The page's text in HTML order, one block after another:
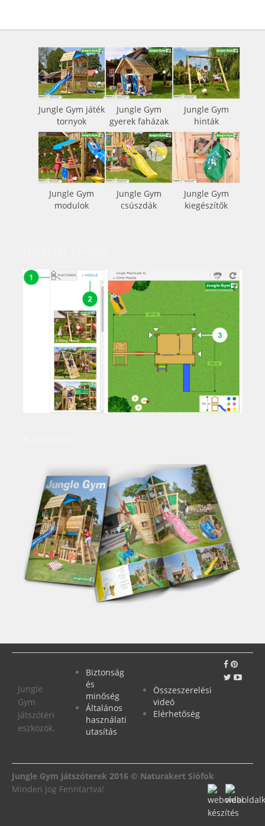
Jungle Gym játék
tornyok
Jungle Gym
gyerek faházak
Jungle Gym
hinták
Jungle Gym
modulok
Jungle Gym
csúszdák
Jungle Gym
kiegészítők
Jungle
Gym
játszótéri
eszközök.
Biztonság
és
minőség
Általános
használati
utasítás
Összeszerelési
videó
Elérhetőség
Jungle Gym játszóterek 2016 © Naturakert Siófok
Minden Jog Fenntartva!